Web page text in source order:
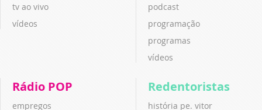
tv ao vivo
vídeos
podcast
programação
programas
vídeos
Rádio POP
empregos
Redentoristas
história pe. vitor